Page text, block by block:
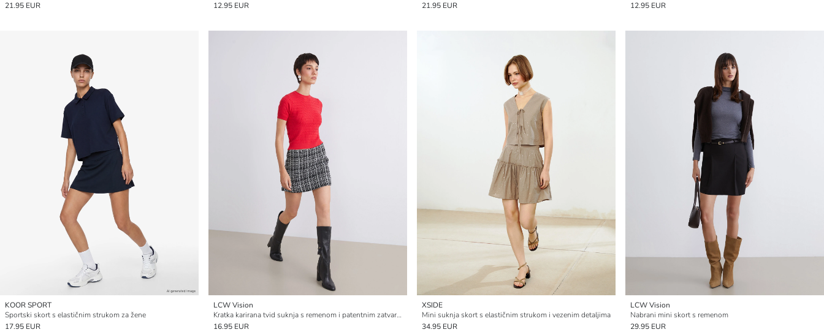
21.95 EUR
12.95 EUR
21.95 EUR
12.95 EUR
KOOR SPORT
Sportski skort s elastičnim strukom za žene
17.95 EUR
LCW Vision
Kratka karirana tvid suknja s remenom i patentnim zatvaračem
16.95 EUR
XSIDE
Mini suknja skort s elastičnim strukom i vezenim detaljima
34.95 EUR
LCW Vision
Nabrani mini skort s remenom
29.95 EUR